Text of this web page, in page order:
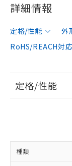
詳細情報
定格/性能 外
RoHS/REACH対
定格/性能
種類